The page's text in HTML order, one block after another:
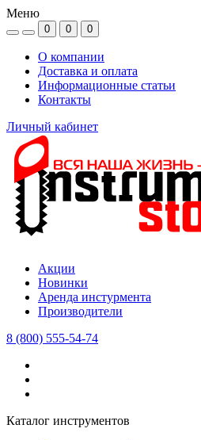
Меню
0 0 0
О компании
Доставка и оплата
Информационные статьи
Контакты
Личный кабинет
Акции
Новинки
Аренда инстурмента
Производители
8 (800) 555-54-74
Каталог инструментов